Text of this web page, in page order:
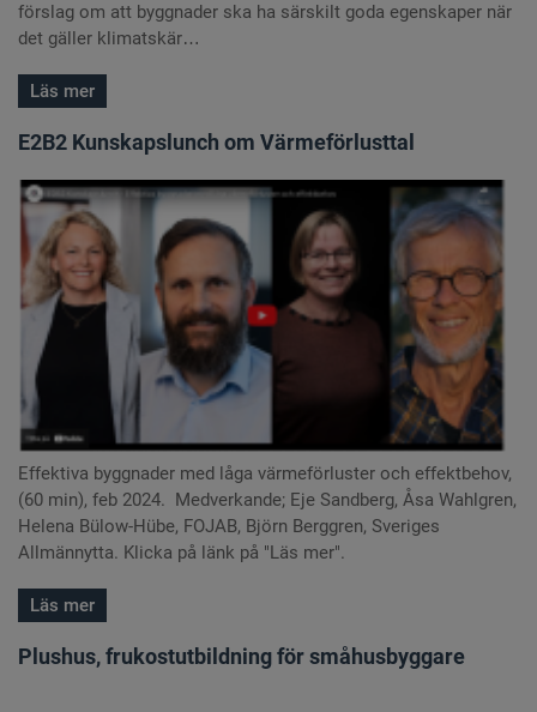
förslag om att byggnader ska ha särskilt goda egenskaper när
det gäller klimatskär…
Läs mer
E2B2 Kunskapslunch om Värmeförlusttal
Effektiva byggnader med låga värmeförluster och effektbehov,
(60 min), feb 2024. Medverkande; Eje Sandberg, Åsa Wahlgren,
Helena Bülow-Hübe, FOJAB, Björn Berggren, Sveriges
Allmännytta. Klicka på länk på "Läs mer".
Läs mer
Plushus, frukostutbildning för småhusbyggare